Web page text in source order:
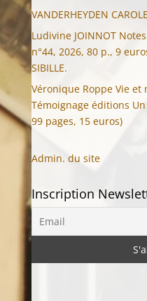
VANDERHEYDEN CAROLE
Ludivine JOINNOT
n°44, 2026, 80 p., 9
SIBILLE.
Véronique Roppe Vie et
Témoignage éditions
99 pages, 15 euros)
Admin. du site
Inscription